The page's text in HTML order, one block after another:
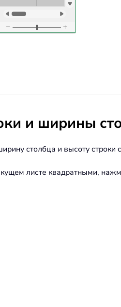
и ширины
столбца и высоту
листе квадратными,